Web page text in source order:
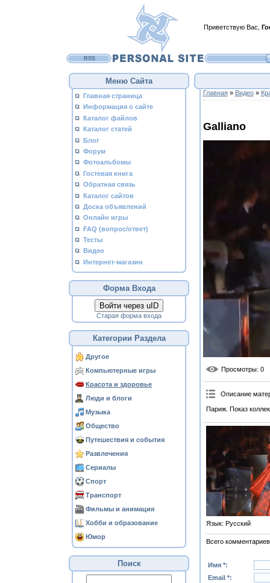
Приветствую Вас
RSS
Меню Сайта
Главная страница
Информация о сайте
Каталог файлов
Каталог статей
Блог
Форум
Фотоальбомы
Гостевая книга
Обратная связь
Каталог сайтов
Доска объявлений
Онлайн игры
FAQ (вопрос/ответ)
Тесты
Видео
Интернет-магазин
Форма Входа
Войти через uID
Старая форма входа
Категории Раздела
Другое
Компьютерные игры
Красота и здоровье
Люди и блоги
Музыка
Общество
Путешествия и события
Развлечения
Сериалы
Спорт
Транспорт
Фильмы и анимация
Хобби и образование
Юмор
Поиск
Главная» Видео»
Galliano
Просмотры: 0
Описание
Париж. Показ
Язык: Русский
Всего комментариев
Имя *:
Email *: